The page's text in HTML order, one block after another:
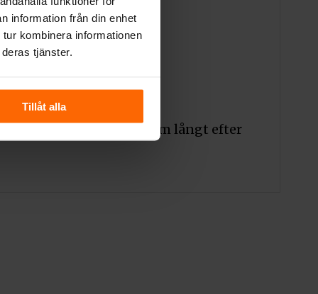
information från din enhet
kombinera informationen
tjänster.
Tillåt alla
att värma ditt hem långt efter